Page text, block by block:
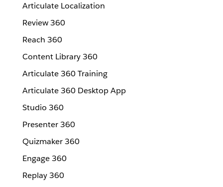
Articulate Localization
Review 360
Reach 360
Content Library 360
Articulate 360 Training
Articulate 360 Desktop App
Studio 360
Presenter 360
Quizmaker 360
Engage 360
Replay 360